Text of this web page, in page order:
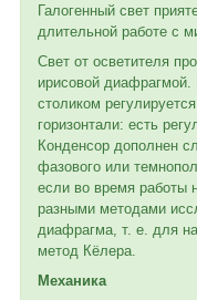
Галогенный свет
длительной работе с
Свет от осветителя
ирисовой
столиком
горизонтали: есть
Конденсор дополнен
фазового или
если во время работы
разными методами
диафрагма, т. е. для
метод Кёлера.
Механика